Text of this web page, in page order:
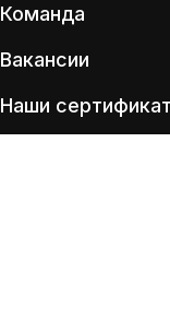
Команда
Вакансии
Наши